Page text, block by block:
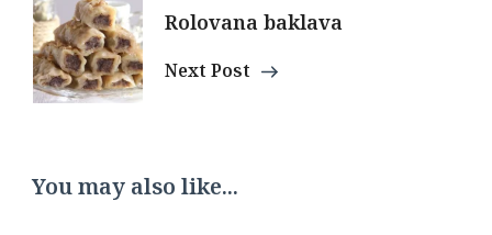
Rolovana baklava
Next Post
You may also like...